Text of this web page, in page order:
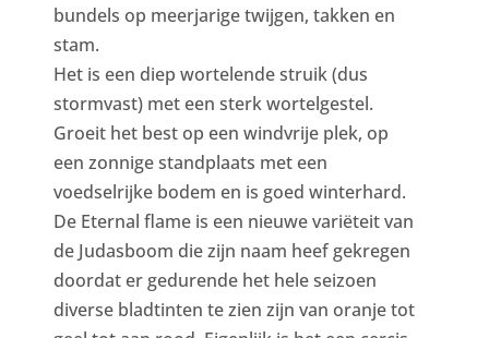
bundels op meerjarige twijgen, takken en
stam.
Het is een diep wortelende struik (dus
stormvast) met een sterk wortelgestel.
Groeit het best op een windvrije plek, op
een zonnige standplaats met een
voedselrijke bodem en is goed winterhard.
De Eternal flame is een nieuwe variëteit van
de Judasboom die zijn naam heef gekregen
doordat er gedurende het hele seizoen
diverse bladtinten te zien zijn van oranje tot